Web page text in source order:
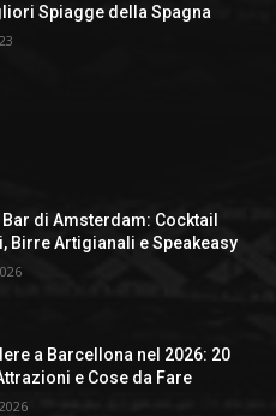
Spiagge della Spagna
Bar di Amsterdam: Cocktail
Birre Artigianali e Speakeasy
a Barcellona nel 2026: 20
e Cose da Fare